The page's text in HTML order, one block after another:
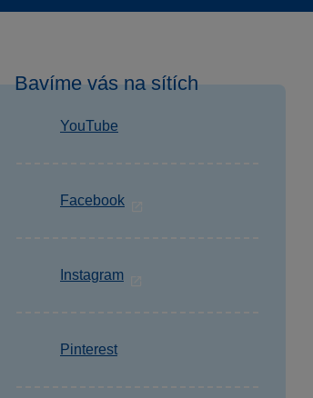
Bavíme vás na sítích
YouTube
Facebook
Instagram
Pinterest